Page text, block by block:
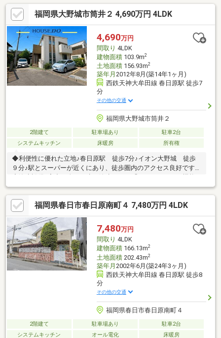
3.イオン大野城店まで620m 徒歩8分
福岡県大野城市筒井２ 4,690万円 4LDK
4,690万円
間取り 4LDK
建物面積103.9m2
土地面積156.93m2
築年月 2012年8月(築14年1ヶ月)
西鉄天神大牟田線 春日原駅 徒歩7
分
その他の交通
福岡県大野城市筒井２
2階建て 駐車場あり
駐車2台
システムキッチン
床暖房 所有権
◆利便性に優れた立地♪春日原駅 徒歩7分♪イオン大野城 徒歩
９分♪駅とスーパーが近くにあり、徒歩圏内のアクセス良好です！
付♪◆九州八重洲施工の住宅♪デザインや性能のクオリティ含めて
優れております♪◆車2台駐車可能！平坦地のため、スムーズに駐
車いただけます♪◆書斎・WIC・2面バルコニー！収納力と使い勝
手を兼ね備え、家族みんなが快適に過ごせる間取りです♪書斎は在
宅ワークやお子さまの勉強スペースとしても活躍します。
福岡県春日市春日原南町４ 7,480万円 4LDK
7,480万円
間取り 4LDK
建物面積166.13m2
土地面積202.43m2
築年月 2002年6月(築24年3ヶ月)
西鉄天神大牟田線 春日原駅 徒歩8
分
その他の交通
福岡県春日市春日原南町４
2階建て 駐車場あり
駐車2台
システムキッチン
オール電化 床暖房